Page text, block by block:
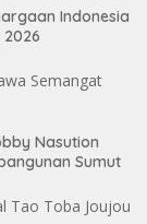
Indonesia
2026
Nasution
Sumut